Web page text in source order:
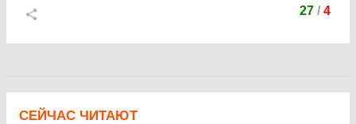
27 / 4
СЕЙЧАС ЧИТАЮТ